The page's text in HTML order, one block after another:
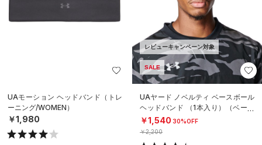
UAモーション ヘッドバンド（トレ
ーニング/WOMEN）
￥1,980
レビューキャンペーン対象
SALE
UAヤード ノベルティ ベースボール
ヘッドバンド （1本入り）（ベース
ボール/MEN）
￥1,540 30%OFF
￥2,200